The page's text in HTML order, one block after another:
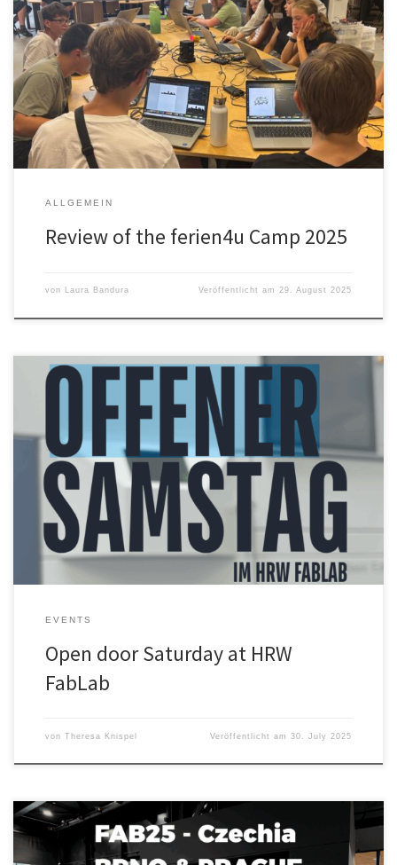
Rückblick auf das ferien4u-Camp 2025 – Technik, Kreativität und
jede Menge Spaß am HRW-Campus Bottrop In der sechsten
Sommerferienwoche 2025 fand am Campus Bottrop der
Hochschule Ruhr West und bei uns im FabLab erneut das beliebte
Feriencamp ferien4u statt. Vom 18. bis 22. August 2025 tauchten
rund 30 Schüler:innen ab Klasse […]
ALLGEMEIN
Review of the ferien4u Camp 2025
von Laura Bandura Veröffentlicht am29. August 2025
Offener Samstag im HRW FabLab Wir beenden unsere
Sommerpause und starten mit einem offenen Samstag im FabLab.
Kommt zwischen 11 und 16 Uhr vorbei und erledigt eure Projekte.
Die Anmeldung erfolgt über die gleiche Seite, wie für den
regulären offenen Abend. Mit dem geht es dann auch direkt am
06.08. […]
EVENTS
Open door Saturday at HRW
FabLab
von Theresa Knispel Veröffentlicht am30. July 2025